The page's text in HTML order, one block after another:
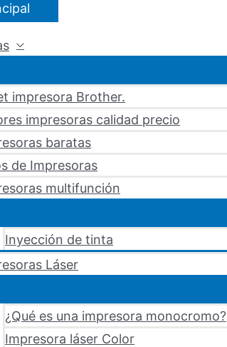
impresora Brother.
impresoras calidad precio
baratas
de Impresoras
multifunción
Inyección de tinta
Láser
¿Qué es una impresora monocromo?
Impresora láser Color